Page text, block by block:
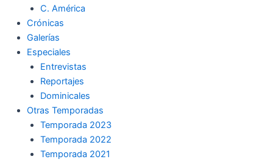
C. América
Crónicas
Galerías
Especiales
Entrevistas
Reportajes
Dominicales
Otras Temporadas
Temporada 2023
Temporada 2022
Temporada 2021